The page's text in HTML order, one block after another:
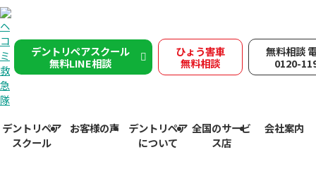
デントリペアスクール
無料LINE相談
ひょう害車
無料相談
無料相談
0120-
デントリペア
スクール
お客様の声
デントリペア
について
全国のサービ
ス店
会社案内